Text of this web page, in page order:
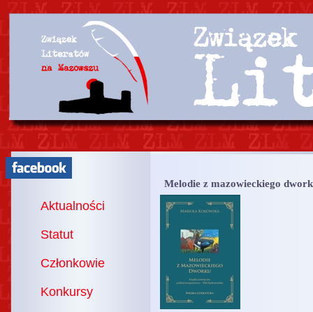
Aktualności
Statut
Członkowie
Konkursy
Melodie z mazowieckiego